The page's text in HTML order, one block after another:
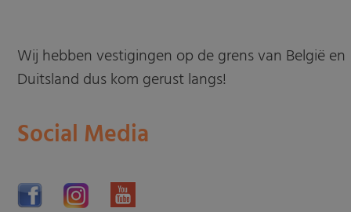
Wij hebben vestigingen op de grens van België en
Duitsland dus kom gerust langs!
Social Media